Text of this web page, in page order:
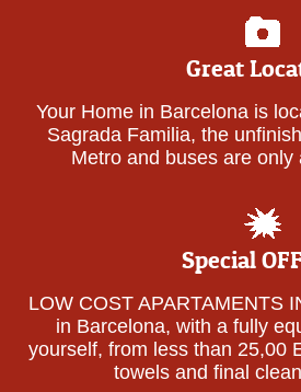
Great
Your Home in Barcelona is
Sagrada Familia, the
Metro and buses are only
Special
LOW COST APARTAMENTS
in Barcelona, with a fully
yourself, from less than 25,00
towels and final